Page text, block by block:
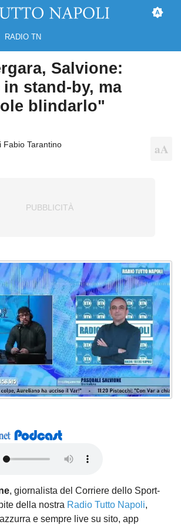
RADIO TN
Salvione:
stand-by, ma
blindarlo"
Fabio Tarantino
, giornalista del Corriere dello Sport-
della nostra Radio Tutto Napoli,
e sempre live su sito, app